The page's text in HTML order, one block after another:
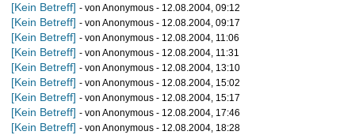
[Kein Betreff] - von Anonymous - 12.08.2004, 09:12
[Kein Betreff] - von Anonymous - 12.08.2004, 09:17
[Kein Betreff] - von Anonymous - 12.08.2004, 11:06
[Kein Betreff] - von Anonymous - 12.08.2004, 11:31
[Kein Betreff] - von Anonymous - 12.08.2004, 13:10
[Kein Betreff] - von Anonymous - 12.08.2004, 15:02
[Kein Betreff] - von Anonymous - 12.08.2004, 15:17
[Kein Betreff] - von Anonymous - 12.08.2004, 17:46
[Kein Betreff] - von Anonymous - 12.08.2004, 18:28